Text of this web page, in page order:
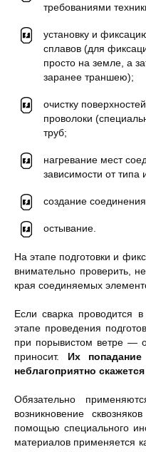
требованиями
установку и
сплавов (для
просто на земле, а
заранее траншею);
очистку
проволоки
труб;
нагревание мест
зависимости от типа
создание
остывание.
На этапе подготовки и
внимательно проверить,
края соединяемых
Если сварка проводится
этапе проведения
при порывистом ветре —
приносит. Их
неблагоприятно
Обязательно
возникновение
помощью специального
материалов применяется